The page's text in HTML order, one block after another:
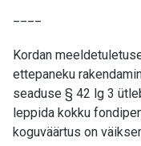
Kordan
ettepaneku
seaduse § 42 lg 3
leppida kokku
koguväärtus on